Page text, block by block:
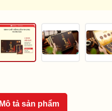
Mô tả sản phẩm